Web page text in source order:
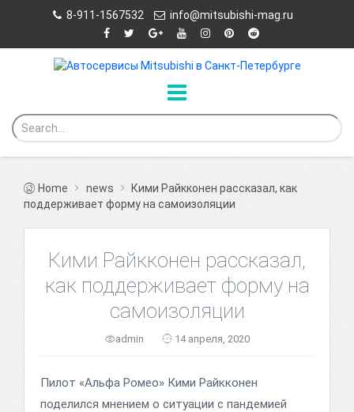
8-911-1567532 info@mitsubishi-mag.ru
Home news
Кими Райкконен рассказал, как
поддерживает форму на самоизоляции
Кими Райкконен рассказал,
как поддерживает форму на
самоизоляции
admin 14 апреля, 2020
Пилот «Альфа Ромео» Кими Райкконен
поделился мнением о ситуации с пандемией